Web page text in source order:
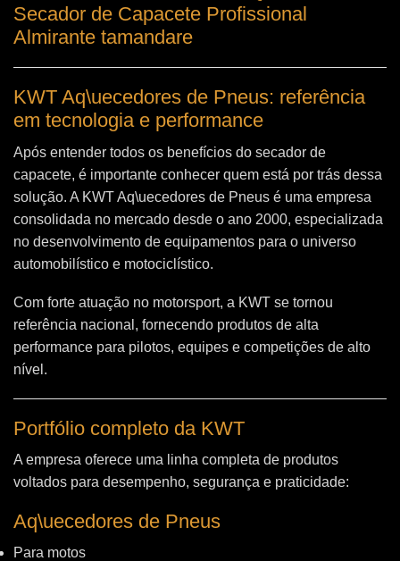
Secador de Capacete Profissional
Almirante tamandare
KWT Aq\uecedores de Pneus: referência
em tecnologia e performance
Após entender todos os benefícios do secador de
capacete, é importante conhecer quem está por trás dessa
solução. A KWT Aq\uecedores de Pneus é uma empresa
consolidada no mercado desde o ano 2000, especializada
no desenvolvimento de equipamentos para o universo
automobilístico e motociclístico.
Com forte atuação no motorsport, a KWT se tornou
referência nacional, fornecendo produtos de alta
performance para pilotos, equipes e competições de alto
nível.
Portfólio completo da KWT
A empresa oferece uma linha completa de produtos
voltados para desempenho, segurança e praticidade:
Aq\uecedores de Pneus
Para motos